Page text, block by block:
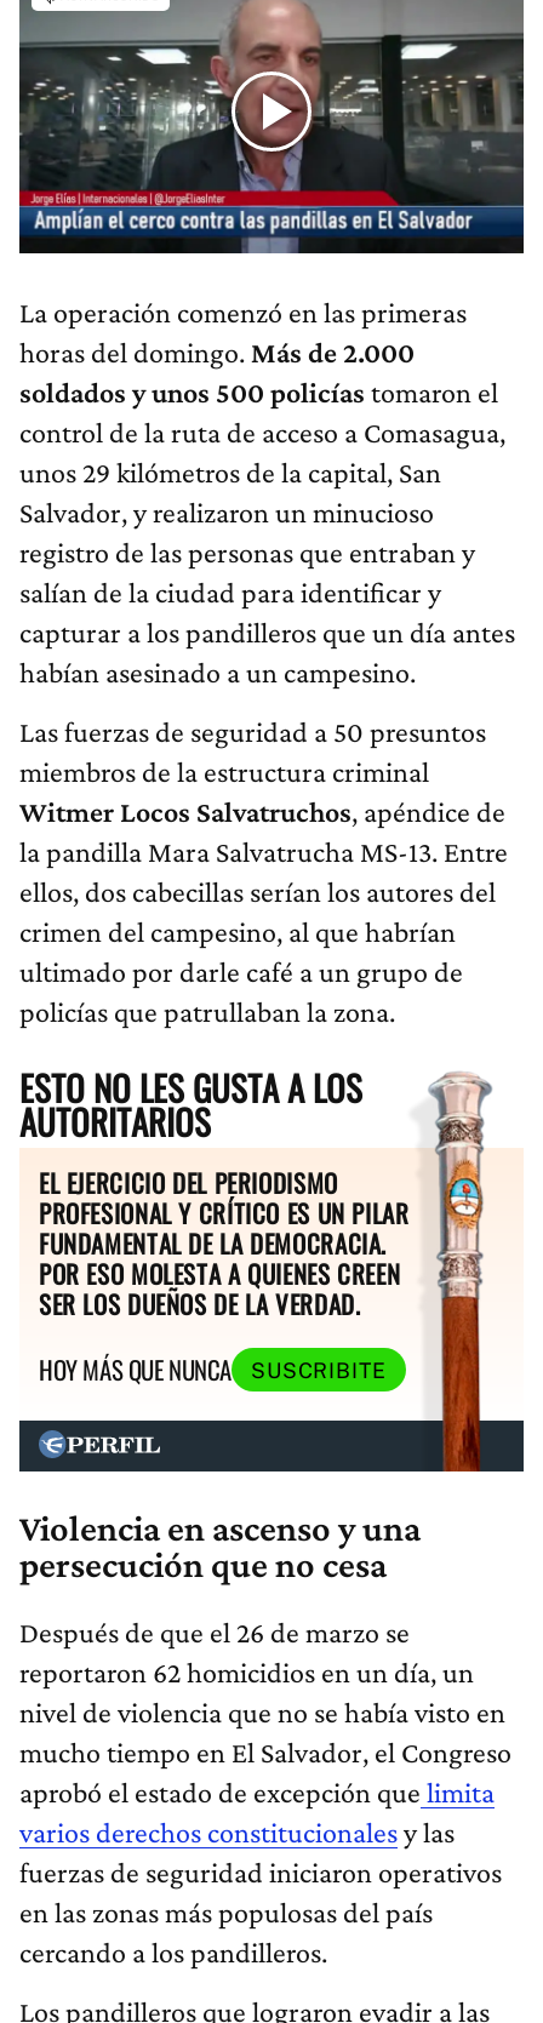
La operación comenzó en las primeras
horas del domingo. Más de 2.000
soldados y unos 500 policías tomaron el
control de la ruta de acceso a Comasagua,
unos 29 kilómetros de la capital, San
Salvador, y realizaron un minucioso
registro de las personas que entraban y
salían de la ciudad para identificar y
capturar a los pandilleros que un día antes
habían asesinado a un campesino.
Las fuerzas de seguridad a 50 presuntos
miembros de la estructura criminal
Witmer Locos Salvatruchos, apéndice de
la pandilla Mara Salvatrucha MS-13. Entre
ellos, dos cabecillas serían los autores del
crimen del campesino, al que habrían
ultimado por darle café a un grupo de
policías que patrullaban la zona.
ESTO NO LES GUSTA A LOS
AUTORITARIOS
EL EJERCICIO DEL PERIODISMO
PROFESIONAL Y CRÍTICO ES UN PILAR
FUNDAMENTAL DE LA DEMOCRACIA.
POR ESO MOLESTA A QUIENES CREEN
SER LOS DUEÑOS DE LA VERDAD.
HOY MÁS QUE NUNCA
SUSCRIBITE
Violencia en ascenso y una
persecución que no cesa
Después de que el 26 de marzo se
reportaron 62 homicidios en un día, un
nivel de violencia que no se había visto en
mucho tiempo en El Salvador, el Congreso
aprobó el estado de excepción que limita
varios derechos constitucionalesy las
fuerzas de seguridad iniciaron operativos
en las zonas más populosas del país
cercando a los pandilleros.
Los pandilleros que lograron evadir a las